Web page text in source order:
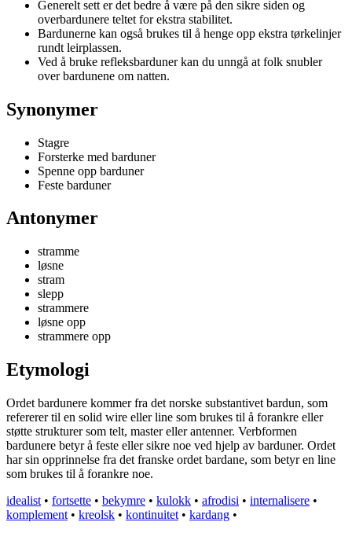
Generelt sett er det bedre å være på den sikre siden og
overbardunere teltet for ekstra stabilitet.
Bardunerne kan også brukes til å henge opp ekstra tørkelinjer
rundt leirplassen.
Ved å bruke refleksbarduner kan du unngå at folk snubler
over bardunene om natten.
Synonymer
Stagre
Forsterke med barduner
Spenne opp barduner
Feste barduner
Antonymer
stramme
løsne
stram
slepp
strammere
løsne opp
strammere opp
Etymologi
Ordet bardunere kommer fra det norske substantivet bardun, som
refererer til en solid wire eller line som brukes til å forankre eller
støtte strukturer som telt, master eller antenner. Verbformen
bardunere betyr å feste eller sikre noe ved hjelp av barduner. Ordet
har sin opprinnelse fra det franske ordet bardane, som betyr en line
som brukes til å forankre noe.
idealist • fortsette • bekymre • kulokk • afrodisi • internalisere •
komplement • kreolsk • kontinuitet • kardang •